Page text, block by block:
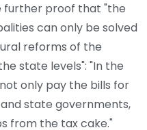
further proof that "the
can only be solved
reforms of the
state levels": "In the
only pay the bills for
state governments,
from the tax cake."